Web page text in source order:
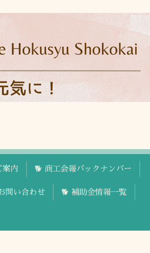
案内 🐕 商工会報バックナンバー
問い合わせ 🐕 補助金情報一覧